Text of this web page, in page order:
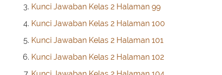
Kunci Jawaban Kelas 2 Halaman 99
Kunci Jawaban Kelas 2 Halaman 100
Kunci Jawaban Kelas 2 Halaman 101
Kunci Jawaban Kelas 2 Halaman 102